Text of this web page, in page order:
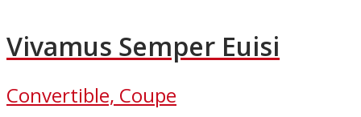
Vivamus Semper Euisi
Convertible, Coupe